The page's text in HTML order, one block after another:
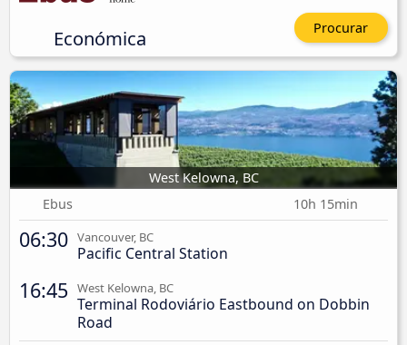
Económica Procurar
West Kelowna, BC
Ebus
10h 15min
06:30 Vancouver, BC
Pacific Central Station
16:45 West Kelowna, BC
Terminal Rodoviário Eastbound on Dobbin
Road